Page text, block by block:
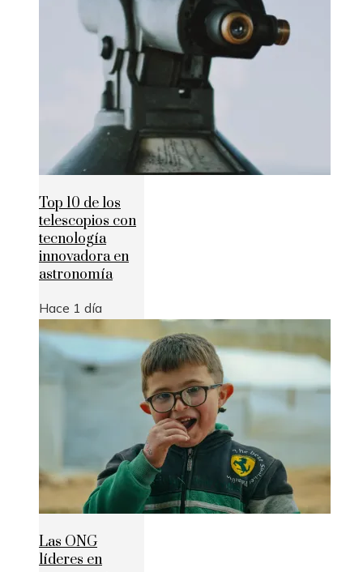
Top 10 de los
telescopios con
tecnología
innovadora en
astronomía
Hace 1 día
Las ONG
líderes en